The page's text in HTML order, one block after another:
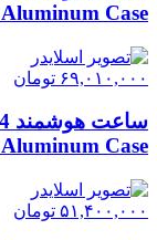
Aluminum Case با بند سیلیکونی
۶۹,۰۱۰,۰۰۰ تومان
Aluminum Case با بند سیلیکونی
۵۱,۴۰۰,۰۰۰ تومان